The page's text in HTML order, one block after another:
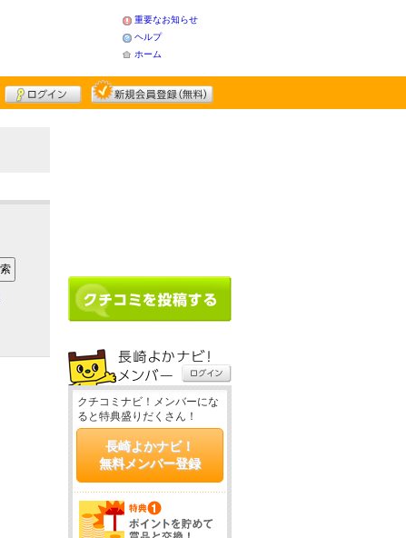
重要なお知らせ
ヘルプ
ホーム
クチコミナビ！メンバーにな
ると特典盛りだくさん！
長崎よかナビ！
無料メンバー登録